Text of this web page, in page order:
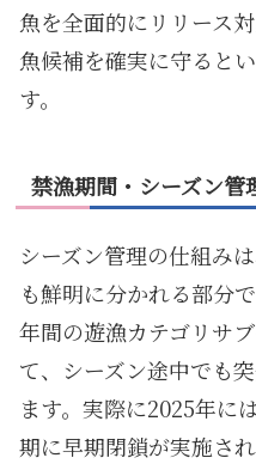
魚を全面的にリリース
魚候補を確実に守ると
す。
禁漁期間・シーズン管
シーズン管理の仕組み
も鮮明に分かれる部分
年間の遊漁カテゴリサ
て、シーズン途中でも
ます。実際に2025年に
期に早期閉鎖が実施され